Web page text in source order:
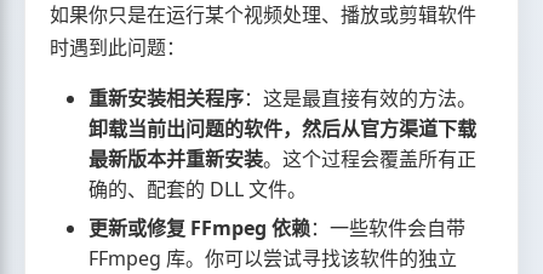
如果你只是在运行某个视频处理、播放或剪辑软件
时遇到此问题：
重新安装相关程序：这是最直接有效的方法。
卸载当前出问题的软件，然后从官方渠道下载
最新版本并重新安装。这个过程会覆盖所有正
确的、配套的 DLL 文件。
更新或修复 FFmpeg 依赖：一些软件会自带
FFmpeg 库。你可以尝试寻找该软件的独立